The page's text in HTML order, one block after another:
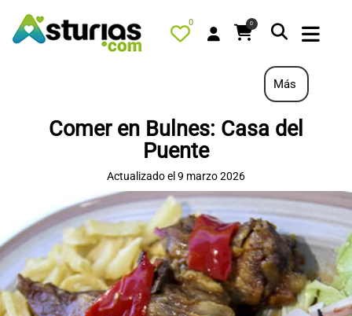
0 0
QUÉ HACER
ALOJAMIENTOS
RESTAURANTES
TURISMO ACTIVO
TIENDA
AGENDA
Más
Comer en Bulnes: Casa del
Puente
Actualizado el 9 marzo 2026